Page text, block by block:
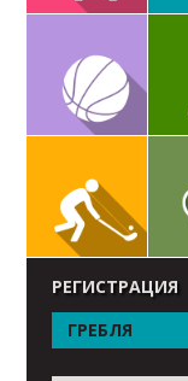
РЕГИСТРАЦИЯ
ГРЕБЛЯ